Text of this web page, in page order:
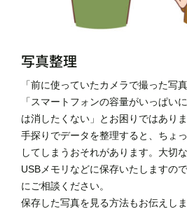
写真整理
「前に使っていたカメラで撮った写
「スマートフォンの容量がいっぱい
は消したくない」とお困りではあり
手探りでデータを整理すると、ちょ
してしまうおそれがあります。大切
USBメモリなどに保存いたしますの
にご相談ください。
保存した写真を見る方法もお伝えし